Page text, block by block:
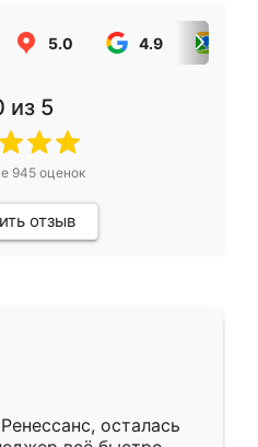
5.0 4.9
из 5
945оценок
отзыв
осталась